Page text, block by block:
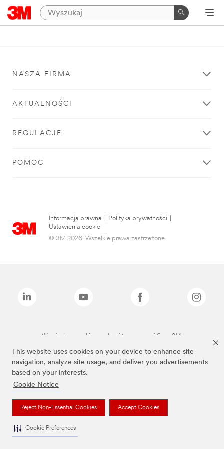
This website uses cookies on your device to enhance site
navigation, analyze site usage, and deliver you advertisements
based on your interests.
Cookie Notice
Reject Non-Essential Cookies Accept Cookies
Cookie Preferences
NASZA FIRMA
AKTUALNOŚCI
REGULACJE
POMOC
Informacja prawna Polityka prywatności
Ustawienia cookie
© 3M 2026. Wszelkie prawa zastrzeżone.
Wymienione marki są znakami towarowymi firmy 3M.